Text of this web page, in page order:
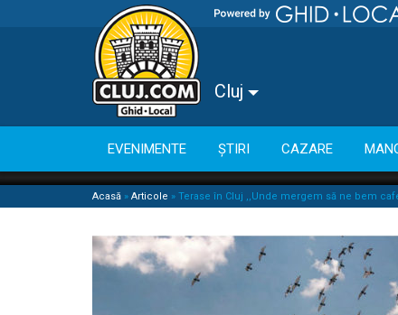
Cluj
EVENIMENTE ȘTIRI CAZARE
Acasă » Articole » Terase în Cluj ,,Unde mergem să ne bem